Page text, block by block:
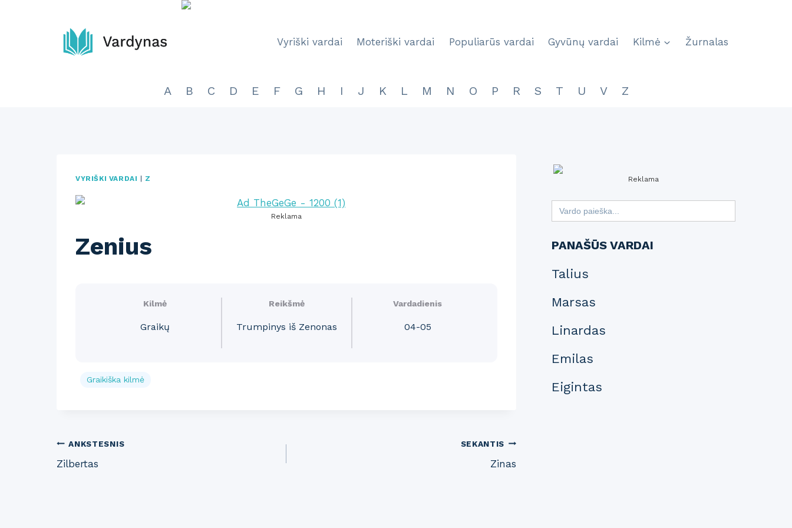
Vyriški vardai Moteriški vardai Populiarūs vardai Gyvūnų vardai Kilmė Žurnalas
A B C D E F G H I J K L M N O P R S T U V Z
VYRIŠKI VARDAI Z
Reklama
Zenius
Kilmė
Graikų
Reikšmė
Trumpinys iš Zenonas
Vardadienis
04-05
Graikiška kilmė
Post
navigation
ANKSTESNIS
Zilbertas
SEKANTIS
Zinas
Reklama
Search
for:
PANAŠŪS VARDAI
Talius
Marsas
Linardas
Emilas
Eigintas